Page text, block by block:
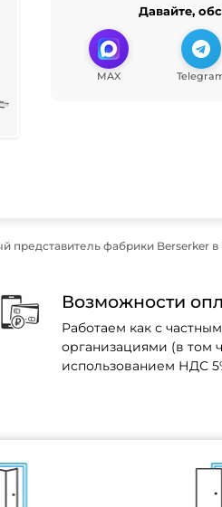
Давайте,
MAX
фабрики Berserker в
Возможности
Работаем как с
организациями (в том
использованием НДС